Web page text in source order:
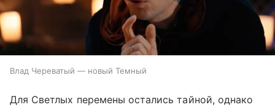
Влад Череватый — новый Темный
Для Светлых перемены остались тайной, однако